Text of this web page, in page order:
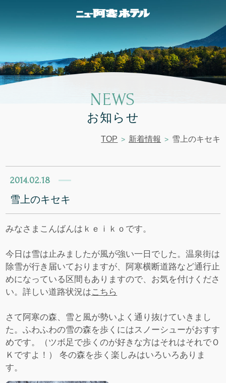
NEWS
お知らせ
TOP 新着情報 雪上のキセキ
2014.02.18
雪上のキセキ
みなさまこんばんはｋｅｉｋｏです。
今日は雪は止みましたが風が強い一日でした。温泉街は
除雪が行き届いておりますが、阿寒横断道路など通行止
めになっている区間もありますので、お気を付けくださ
い。詳しい道路状況はこちら
さて阿寒の森、雪と風が勢いよく通り抜けていきまし
た。ふわふわの雪の森を歩くにはスノーシューがおすす
めです。（ツボ足で歩くのが好きな方はそれはそれでＯ
Ｋですよ！） 冬の森を歩く楽しみはいろいろありま
す。